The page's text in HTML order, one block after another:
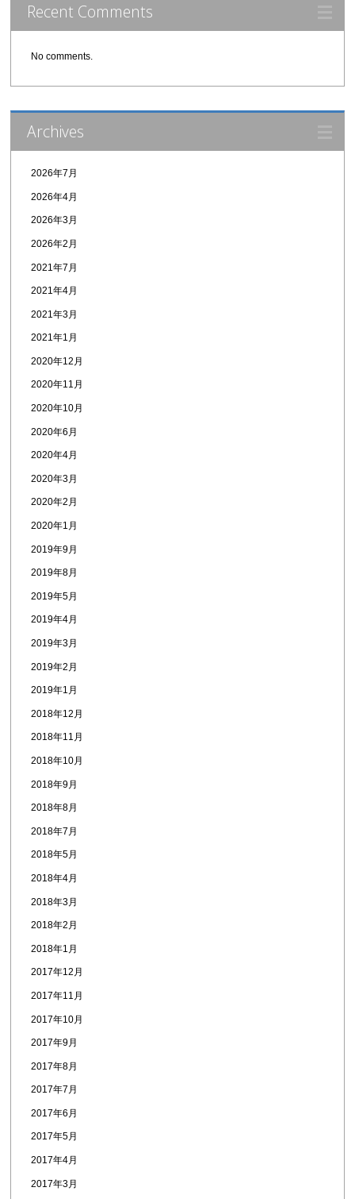
Recent Comments
No comments.
Archives
2026年7月
2026年4月
2026年3月
2026年2月
2021年7月
2021年4月
2021年3月
2021年1月
2020年12月
2020年11月
2020年10月
2020年6月
2020年4月
2020年3月
2020年2月
2020年1月
2019年9月
2019年8月
2019年5月
2019年4月
2019年3月
2019年2月
2019年1月
2018年12月
2018年11月
2018年10月
2018年9月
2018年8月
2018年7月
2018年5月
2018年4月
2018年3月
2018年2月
2018年1月
2017年12月
2017年11月
2017年10月
2017年9月
2017年8月
2017年7月
2017年6月
2017年5月
2017年4月
2017年3月